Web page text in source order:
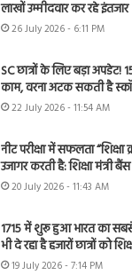
लाखों उम्मीदवार कर रहे इंतजार
26 July 2026 - 6:11 PM
SC छात्रों के लिए बड़ा
काम, वरना अटक सकती है
22 July 2026 - 11:54 AM
नीट परीक्षा में सफलता “शिक्षा
उजागर करती है: शिक्षा मंत्री बैंस
20 July 2026 - 11:43 AM
1715 में शुरू हुआ भारत का
भी दे रहा है हजारों छात्रों को
19 July 2026 - 7:14 PM